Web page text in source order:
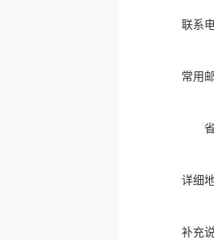
联系
常用
详细
补充